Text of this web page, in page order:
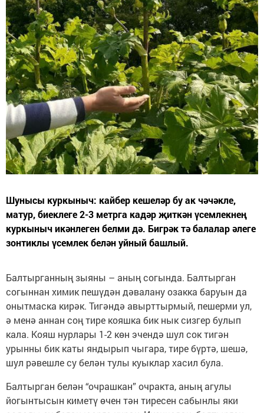
Шунысы куркыныч: кайбер кешеләр бу ак чәчәкле,
матур, биеклеге 2-3 метрга кадәр җиткән үсемлекнең
куркыныч икәнлеген белми дә. Бигрәк тә балалар әлеге
зонтиклы үсемлек белән уйный башлый.
Балтырганның зыяны – аның согында. Балтырган
согыннан химик пешүдән дәвалану озакка баруын да
онытмаска кирәк. Тигәндә авырттырмый, пешерми ул,
ә менә аннан соң тире кояшка бик нык сизгер булып
кала. Кояш нурлары 1-2 көн эчендә шул сок тигән
урынны бик каты яндырып чыгара, тире бүртә, шешә,
шул рәвешле су белән тулы куыклар хасил була.
Балтырган белән “очрашкан” очракта, аның агулы
йогынтысын киметү өчен тән тиресен сабынлы яки